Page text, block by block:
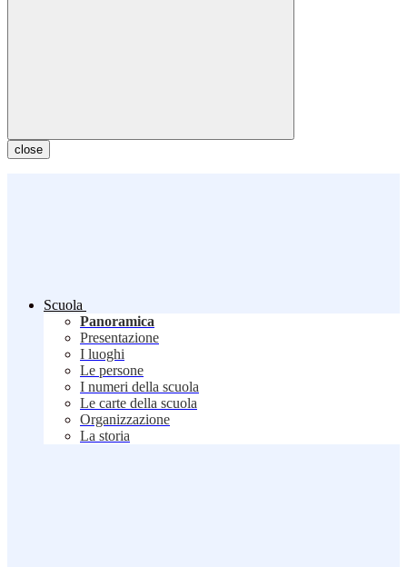
close
Scuola
Panoramica
Presentazione
I luoghi
Le persone
I numeri della scuola
Le carte della scuola
Organizzazione
La storia